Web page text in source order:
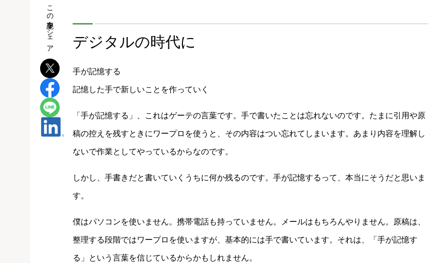
デジタルの時代に
手が記憶する
記憶した手で新しいことを作っていく
「手が記憶する」、これはゲーテの言葉です。手で書いたことは忘れないのです。たまに引用や原
稿の控えを残すときにワープロを使うと、その内容はつい忘れてしまいます。あまり内容を理解し
ないで作業としてやっているからなのです。
しかし、手書きだと書いていくうちに何か残るのです。手が記憶するって、本当にそうだと思いま
す。
僕はパソコンを使いません。携帯電話も持っていません。メールはもちろんやりません。原稿は、
整理する段階ではワープロを使いますが、基本的には手で書いています。それは、「手が記憶す
る」という言葉を信じているからかもしれません。
この記事をシェア